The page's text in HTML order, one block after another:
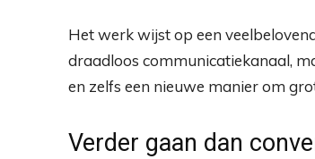
Het werk wijst op een
draadloos communicatiekanaal,
en zelfs een nieuwe manier om
Verder gaan dan